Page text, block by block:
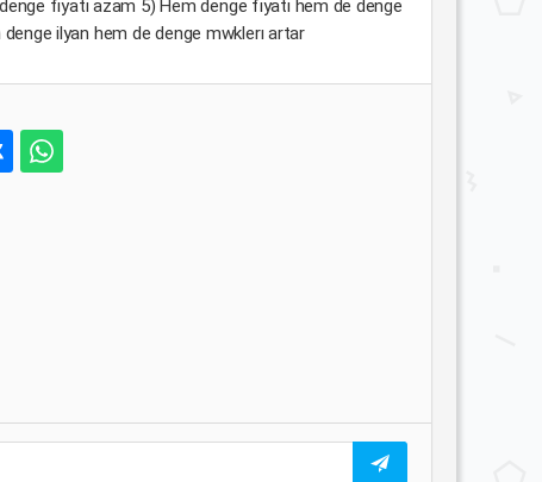
fıyatı azam 5) Hem denge fıyatı hem de denge
ilyan hem de denge mwklerı artar